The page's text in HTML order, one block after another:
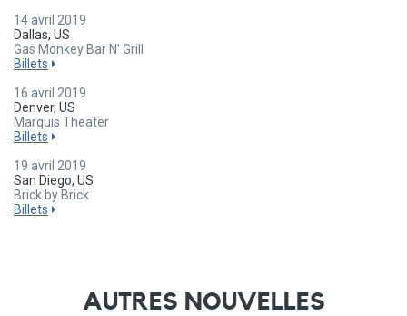
14 avril 2019
Dallas, US
Gas Monkey Bar N' Grill
Billets
16 avril 2019
Denver, US
Marquis Theater
Billets
19 avril 2019
San Diego, US
Brick by Brick
Billets
AUTRES NOUVELLES